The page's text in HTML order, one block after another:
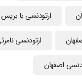
ارتودنسی با
ارتودنسی
اصفهان